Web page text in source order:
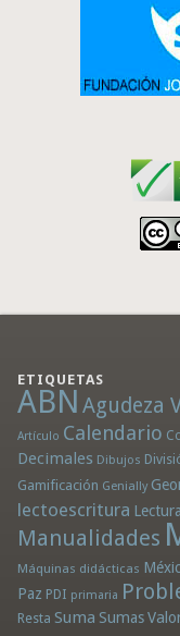
ETIQUETAS
ABN Agudeza
Artículo Calendario
Decimales Dibujos
Gamificación Genially
lectoescritura Lectura
Manualidades
Máquinas didácticas
Paz PDI primaria
Resta Suma Sumas